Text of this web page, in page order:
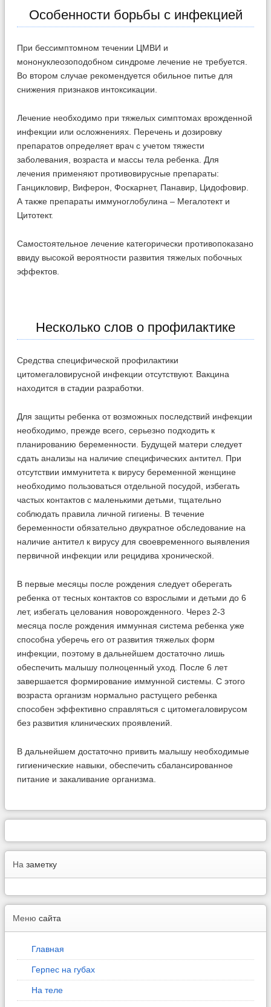
Особенности борьбы с инфекцией
При бессимптомном течении ЦМВИ и
мононуклеозоподобном синдроме лечение не требуется.
Во втором случае рекомендуется обильное питье для
снижения признаков интоксикации.
Лечение необходимо при тяжелых симптомах врожденной
инфекции или осложнениях. Перечень и дозировку
препаратов определяет врач с учетом тяжести
заболевания, возраста и массы тела ребенка. Для
лечения применяют противовирусные препараты:
Ганцикловир, Виферон, Фоскарнет, Панавир, Цидофовир.
А также препараты иммуноглобулина – Мегалотект и
Цитотект.
Самостоятельное лечение категорически противопоказано
ввиду высокой вероятности развития тяжелых побочных
эффектов.
Несколько слов о профилактике
Средства специфической профилактики
цитомегаловирусной инфекции отсутствуют. Вакцина
находится в стадии разработки.
Для защиты ребенка от возможных последствий инфекции
необходимо, прежде всего, серьезно подходить к
планированию беременности. Будущей матери следует
сдать анализы на наличие специфических антител. При
отсутствии иммунитета к вирусу беременной женщине
необходимо пользоваться отдельной посудой, избегать
частых контактов с маленькими детьми, тщательно
соблюдать правила личной гигиены. В течение
беременности обязательно двукратное обследование на
наличие антител к вирусу для своевременного выявления
первичной инфекции или рецидива хронической.
В первые месяцы после рождения следует оберегать
ребенка от тесных контактов со взрослыми и детьми до 6
лет, избегать целования новорожденного. Через 2-3
месяца после рождения иммунная система ребенка уже
способна уберечь его от развития тяжелых форм
инфекции, поэтому в дальнейшем достаточно лишь
обеспечить малышу полноценный уход. После 6 лет
завершается формирование иммунной системы. С этого
возраста организм нормально растущего ребенка
способен эффективно справляться с цитомегаловирусом
без развития клинических проявлений.
В дальнейшем достаточно привить малышу необходимые
гигиенические навыки, обеспечить сбалансированное
питание и закаливание организма.
На заметку
Меню сайта
Главная
Герпес на губах
На теле